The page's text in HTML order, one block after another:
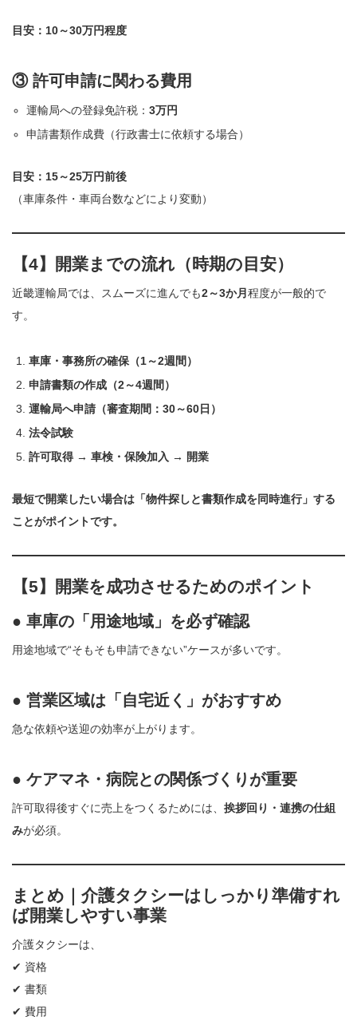
目安：10～30万円程度
③ 許可申請に関わる費用
運輸局への登録免許税：3万円
申請書類作成費（行政書士に依頼する場合）
目安：15～25万円前後
（車庫条件・車両台数などにより変動）
【4】開業までの流れ（時期の目安）
近畿運輸局では、スムーズに進んでも2～3か月 程度が一般的で
す。
車庫・事務所の確保（1～2週間）
申請書類の作成（2～4週間）
運輸局へ申請（審査期間：30～60日）
法令試験
許可取得 → 車検・保険加入 → 開業
最短で開業したい場合は「物件探しと書類作成を同時進行」する
ことがポイントです。
【5】開業を成功させるためのポイント
● 車庫の「用途地域」を必ず確認
用途地域で“そもそも申請できない”ケースが多いです。
● 営業区域は「自宅近く」がおすすめ
急な依頼や送迎の効率が上がります。
● ケアマネ・病院との関係づくりが重要
許可取得後すぐに売上をつくるためには、 挨拶回り・連携の仕組
みが必須。
まとめ｜介護タクシーはしっかり準備すれ
ば開業しやすい事業
介護タクシーは、
✔ 資格
✔ 書類
✔ 費用